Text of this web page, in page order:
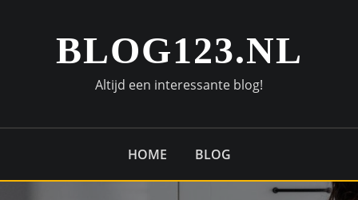
BLOG123.NL
Altijd een interessante blog!
HOME BLOG